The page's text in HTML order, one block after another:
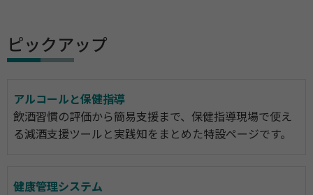
ピックアップ
アルコールと保健指導
飲酒習慣の評価から簡易支援まで、保健指導現場で使え
る減酒支援ツールと実践知をまとめた特設ページです。
健康管理システム